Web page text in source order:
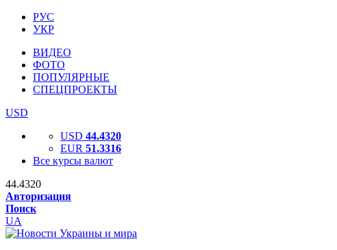
РУС
УКР
ВИДЕО
ФОТО
ПОПУЛЯРНЫЕ
СПЕЦПРОЕКТЫ
USD
USD 44.4320
EUR 51.3316
Все курсы валют
44.4320
Авторизация
Поиск
UA